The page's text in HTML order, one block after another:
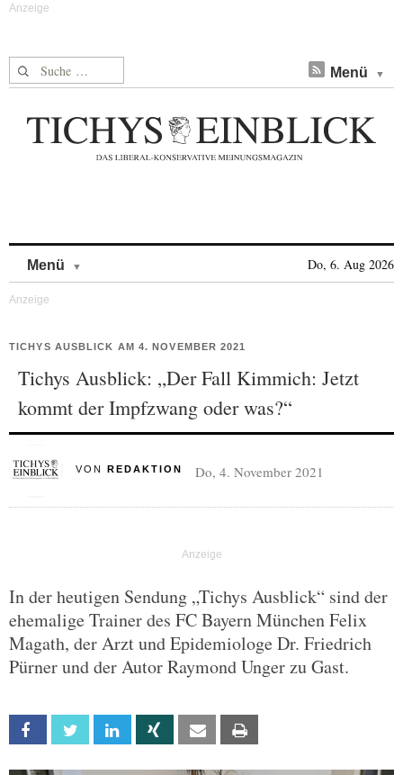
Suche nach: Menü
Menü Do, 6. Aug 2026
TICHYS AUSBLICK AM 4. NOVEMBER 2021
Tichys Ausblick: „Der Fall Kimmich: Jetzt
kommt der Impfzwang oder was?“
VON REDAKTION Do, 4. November 2021
In der heutigen Sendung „Tichys Ausblick“ sind der
ehemalige Trainer des FC Bayern München Felix
Magath, der Arzt und Epidemiologe Dr. Friedrich
Pürner und der Autor Raymond Unger zu Gast.
Facebook Twitter Linkedin Xing Email